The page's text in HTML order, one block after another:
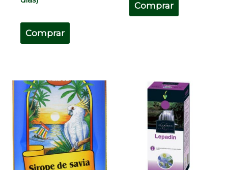
Comprar
Comprar